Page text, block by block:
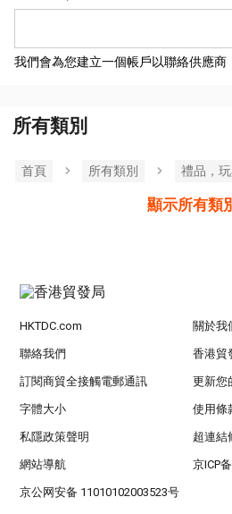
我們會為您建立一個帳戶以聯絡供應商
所有類別
首頁 所有類別 禮品，
顯示所有類
HKTDC.com 關於我
聯絡我們 香港貿
訂閱商貿全接觸電郵通訊 更新您
字體大小 使用條
私隱政策聲明 超連結
網站導航 京ICP
京公网安备 11010102003523号